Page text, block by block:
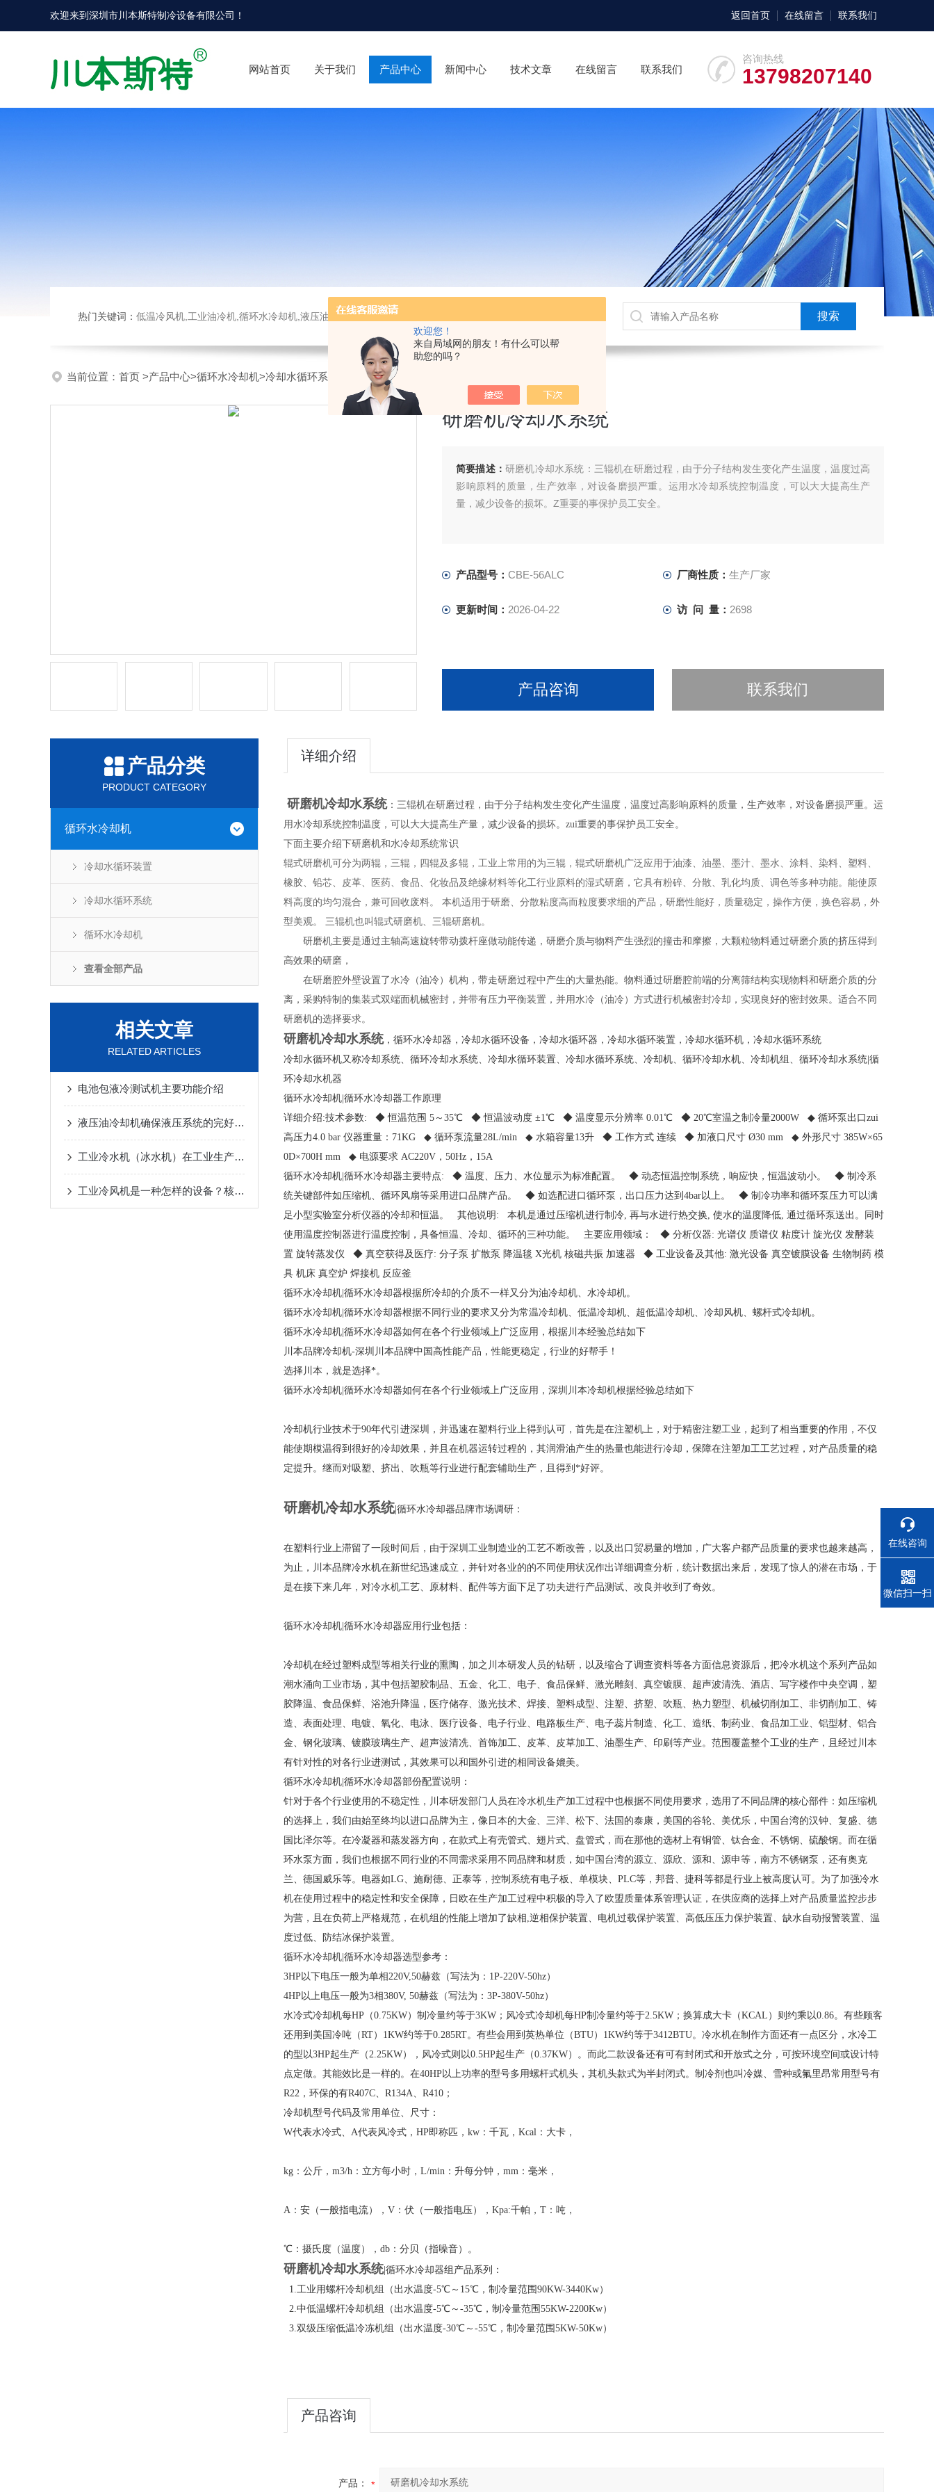
欢迎您！
来自局域网的朋友！有什么可以帮
助您的吗？
欢迎来到深圳市川本斯特制冷设备有限公司 ！ 返回首页 在线留言 联系我们
咨询热线
13798207140
网站首页 关于我们 产品中心 新闻中心 技术文章 在线留言 联系我们
热门关键词： 低温冷风机,工业油冷机,循环水冷却机,液压油冷却机
当前位置： 首页 >产品中心>循环水冷却机>冷却水循环系统 >CBE-56ALC研磨机冷却水系统
研磨机冷却水系统
简要描述： 研磨机冷却水系统：三辊机在研磨过程，由于分子结构发生变化产生温度，温度过高
影响原料的质量，生产效率，对设备磨损严重。运用水冷却系统控制温度，可以大大提高生产
量，减少设备的损坏。Z重要的事保护员工安全。
产品型号： CBE-56ALC 厂商性质： 生产厂家
更新时间： 2026-04-22 访 问 量： 2698
产品咨询 联系我们
产品分类
PRODUCT CATEGORY
循环水冷却机
冷却水循环装置
冷却水循环系统
循环水冷却机
查看全部产品
相关文章
RELATED ARTICLES
电池包液冷测试机主要功能介绍
液压油冷却机确保液压系统的完好作业
工业冷水机（冰水机）在工业生产中的应用
工业冷风机是一种怎样的设备？核心用途详解
详细介绍
研磨机冷却水系统：三辊机在研磨过程，由于分子结构发生变化产生温度，温度过高影响原料的质量，生产效率，对设备磨损严重。运
用水冷却系统控制温度，可以大大提高生产量，减少设备的损坏。zui重要的事保护员工安全。
下面主要介绍下研磨机和水冷却系统常识
辊式研磨机可分为两辊，三辊，四辊及多辊，工业上常用的为三辊，辊式研磨机广泛应用于油漆、油墨、墨汁、墨水、涂料、染料、塑料、
橡胶、铅芯、皮革、医药、食品、化妆品及绝缘材料等化工行业原料的湿式研磨，它具有粉碎、分散、乳化均质、调色等多种功能。能使原
料高度的均匀混合，兼可回收废料。 本机适用于研磨、分散粘度高而粒度要求细的产品，研磨性能好，质量稳定，操作方便，换色容易，外
型美观。 三辊机也叫辊式研磨机、三辊研磨机。
研磨机主要是通过主轴高速旋转带动拨杆座做动能传递，研磨介质与物料产生强烈的撞击和摩擦，大颗粒物料通过研磨介质的挤压得到
高效果的研磨，
在研磨腔外壁设置了水冷（油冷）机构，带走研磨过程中产生的大量热能。物料通过研磨腔前端的分离筛结构实现物料和研磨介质的分
离，采购特制的集装式双端面机械密封，并带有压力平衡装置，并用水冷（油冷）方式进行机械密封冷却，实现良好的密封效果。适合不同
研磨机的选择要求。
研磨机冷却水系统，循环水冷却器，冷却水循环设备，冷却水循环器，冷却水循环装置，冷却水循环机，冷却水循环系统
冷却水循环机又称冷却系统、循环冷却水系统、冷却水循环装置、冷却水循环系统、冷却机、循环冷却水机、冷却机组、循环冷却水系统|循
环冷却水机器
循环水冷却机|循环水冷却器工作原理
详细介绍:技术参数: ◆ 恒温范围 5～35℃ ◆ 恒温波动度 ±1℃ ◆ 温度显示分辨率 0.01℃ ◆ 20℃室温之制冷量2000W ◆ 循环泵出口zui
高压力4.0 bar 仪器重量：71KG ◆ 循环泵流量28L/min ◆ 水箱容量13升 ◆ 工作方式 连续 ◆ 加液口尺寸 Ø30 mm ◆ 外形尺寸 385W×65
0D×700H mm ◆ 电源要求 AC220V，50Hz，15A
循环水冷却机|循环水冷却器主要特点: ◆ 温度、压力、水位显示为标准配置。 ◆ 动态恒温控制系统，响应快，恒温波动小。 ◆ 制冷系
统关键部件如压缩机、循环风扇等采用进口品牌产品。 ◆ 如选配进口循环泵，出口压力达到4bar以上。 ◆ 制冷功率和循环泵压力可以满
足小型实验室分析仪器的冷却和恒温。 其他说明: 本机是通过压缩机进行制冷, 再与水进行热交换, 使水的温度降低, 通过循环泵送出。同时
使用温度控制器进行温度控制，具备恒温、冷却、循环的三种功能。 主要应用领域： ◆ 分析仪器: 光谱仪 质谱仪 粘度计 旋光仪 发酵装
置 旋转蒸发仪 ◆ 真空获得及医疗: 分子泵 扩散泵 降温毯 X光机 核磁共振 加速器 ◆ 工业设备及其他: 激光设备 真空镀膜设备 生物制药 模
具 机床 真空炉 焊接机 反应釜
循环水冷却机|循环水冷却器根据所冷却的介质不一样又分为油冷却机、水冷却机。
循环水冷却机|循环水冷却器根据不同行业的要求又分为常温冷却机、低温冷却机、超低温冷却机、冷却风机、螺杆式冷却机。
循环水冷却机|循环水冷却器如何在各个行业领域上广泛应用，根据川本经验总结如下
川本品牌冷却机-深圳川本品牌中国高性能产品，性能更稳定，行业的好帮手！
选择川本，就是选择*。
循环水冷却机|循环水冷却器如何在各个行业领域上广泛应用，深圳川本冷却机根据经验总结如下
冷却机行业技术于90年代引进深圳，并迅速在塑料行业上得到认可，首先是在注塑机上，对于精密注塑工业，起到了相当重要的作用，不仅
能使期模温得到很好的冷却效果，并且在机器运转过程的，其润滑油产生的热量也能进行冷却，保障在注塑加工工艺过程，对产品质量的稳
定提升。继而对吸塑、挤出、吹瓶等行业进行配套辅助生产，且得到*好评。
研磨机冷却水系统|循环水冷却器品牌市场调研：
在塑料行业上滞留了一段时间后，由于深圳工业制造业的工艺不断改善，以及出口贸易量的增加，广大客户都产品质量的要求也越来越高，
为止，川本品牌冷水机在新世纪迅速成立，并针对各业的的不同使用状况作出详细调查分析，统计数据出来后，发现了惊人的潜在市场，于
是在接下来几年，对冷水机工艺、原材料、配件等方面下足了功夫进行产品测试、改良并收到了奇效。
循环水冷却机|循环水冷却器应用行业包括：
冷却机在经过塑料成型等相关行业的熏陶，加之川本研发人员的钻研，以及缩合了调查资料等各方面信息资源后，把冷水机这个系列产品如
潮水涌向工业市场，其中包括塑胶制品、五金、化工、电子、食品保鲜、激光雕刻、真空镀膜、超声波清洗、酒店、写字楼作中央空调，塑
胶降温、食品保鲜、浴池升降温，医疗储存、激光技术、焊接、塑料成型、注塑、挤塑、吹瓶、热力塑型、机械切削加工、非切削加工、铸
造、表面处理、电镀、氧化、电泳、医疗设备、电子行业、电路板生产、电子蕊片制造、化工、造纸、制药业、食品加工业、铝型材、铝合
金、钢化玻璃、镀膜玻璃生产、超声波清冼、首饰加工、皮革、皮草加工、油墨生产、印刷等产业。范围覆盖整个工业的生产，且经过川本
有针对性的对各行业进测试，其效果可以和国外引进的相同设备媲美。
循环水冷却机|循环水冷却器部份配置说明：
针对于各个行业使用的不稳定性，川本研发部门人员在冷水机生产加工过程中也根据不同使用要求，选用了不同品牌的核心部件：如压缩机
的选择上，我们由始至终均以进口品牌为主，像日本的大金、三洋、松下、法国的泰康，美国的谷轮、美优乐，中国台湾的汉钟、复盛、德
国比泽尔等。在冷凝器和蒸发器方向，在款式上有壳管式、翅片式、盘管式，而在那他的选材上有铜管、钛合金、不锈钢、硫酸钢。而在循
环水泵方面，我们也根据不同行业的不同需求采用不同品牌和材质，如中国台湾的源立、源欣、源和、源申等，南方不锈钢泵，还有奥克
兰、德国威乐等。电器如LG、施耐德、正泰等，控制系统有电子板、单模块、PLC等，邦普、捷科等都是行业上被高度认可。为了加强冷水
机在使用过程中的稳定性和安全保障，日欧在生产加工过程中积极的导入了欧盟质量体系管理认证，在供应商的选择上对产品质量监控步步
为营，且在负荷上严格规范，在机组的性能上增加了缺相,逆相保护装置、电机过载保护装置、高低压压力保护装置、缺水自动报警装置、温
度过低、防结冰保护装置。
循环水冷却机|循环水冷却器选型参考：
3HP以下电压一般为单相220V,50赫兹（写法为：1P-220V-50hz）
4HP以上电压一般为3相380V, 50赫兹（写法为：3P-380V-50hz）
水冷式冷却机每HP（0.75KW）制冷量约等于3KW；风冷式冷却机每HP制冷量约等于2.5KW；换算成大卡（KCAL）则约乘以0.86。有些顾客
还用到美国冷吨（RT）1KW约等于0.285RT。有些会用到英热单位（BTU）1KW约等于3412BTU。冷水机在制作方面还有一点区分，水冷工
的型以3HP起生产（2.25KW），风冷式则以0.5HP起生产（0.37KW）。而此二款设备还有可有封闭式和开放式之分，可按环境空间或设计特
点定做。其能效比是一样的。在40HP以上功率的型号多用螺杆式机头，其机头款式为半封闭式。制冷剂也叫冷媒、雪种或氟里昂常用型号有
R22，环保的有R407C、R134A、R410；
冷却机型号代码及常用单位、尺寸：
W代表水冷式、A代表风冷式，HP即称匹，kw：千瓦，Kcal：大卡，
kg：公斤，m3/h：立方每小时，L/min：升每分钟，mm：毫米，
A：安（一般指电流），V：伏（一般指电压），Kpa:千帕，T：吨，
℃：摄氏度（温度），db：分贝（指噪音）。
研磨机冷却水系统|循环水冷却器组产品系列：
1.工业用螺杆冷却机组（出水温度-5℃～15℃，制冷量范围90KW-3440Kw）
2.中低温螺杆冷却机组（出水温度-5℃～-35℃，制冷量范围55KW-2200Kw）
3.双级压缩低温冷冻机组（出水温度-30℃～-55℃，制冷量范围5KW-50Kw）
产品咨询
产品：
在线咨询
电话
微信扫一扫